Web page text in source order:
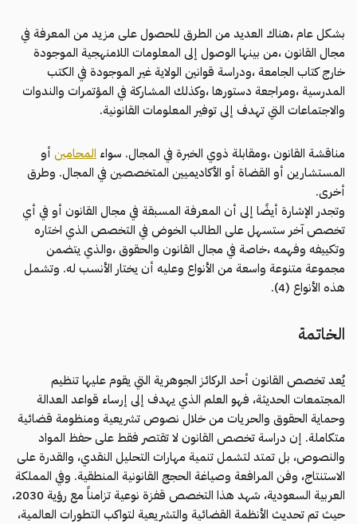
بشكل عام ،هناك العديد من الطرق للحصول على مزيد من المعرفة في
مجال القانون ،من بينها الوصول إلى المعلومات اللامنهجية الموجودة
خارج كتاب الجامعة ،ودراسة قوانين الولاية غير الموجودة في الكتب
المدرسية ،ومراجعة دستورها ،وكذلك المشاركة في المؤتمرات والندوات
والاجتماعات التي تهدف إلى توفير المعلومات القانونية.
مناقشة القانون ،ومقابلة ذوي الخبرة في المجال. سواء المحامين أو
المستشارين أو القضاة أو الأكاديميين المتخصصين في المجال. وطرق
أخرى.
وتجدر الإشارة أيضًا إلى أن المعرفة المسبقة في مجال القانون أو في أي
تخصص آخر ستسهل على الطالب الخوض في التخصص الذي اختاره
وتكييفه وفهمه ،خاصة في مجال القانون والحقوق ،والذي يتضمن
مجموعة متنوعة واسعة من الأنواع وعليه أن يختار الأنسب له. وتشمل
هذه الأنواع (4).
الخاتمة
يُعد تخصص القانون أحد الركائز الجوهرية التي يقوم عليها تنظيم
المجتمعات الحديثة، فهو العلم الذي يهدف إلى إرساء قواعد العدالة
وحماية الحقوق والحريات من خلال نصوص تشريعية ومنظومة قضائية
متكاملة. إن دراسة تخصص القانون لا تقتصر فقط على حفظ المواد
والنصوص، بل تمتد لتشمل تنمية مهارات التحليل النقدي، والقدرة على
الاستنتاج، وفن المرافعة وصياغة الحجج القانونية المنطقية. وفي المملكة
العربية السعودية، شهد هذا التخصص قفزة نوعية تزامناً مع رؤية 2030،
حيث تم تحديث الأنظمة القضائية والتشريعية لتواكب التطورات العالمية،